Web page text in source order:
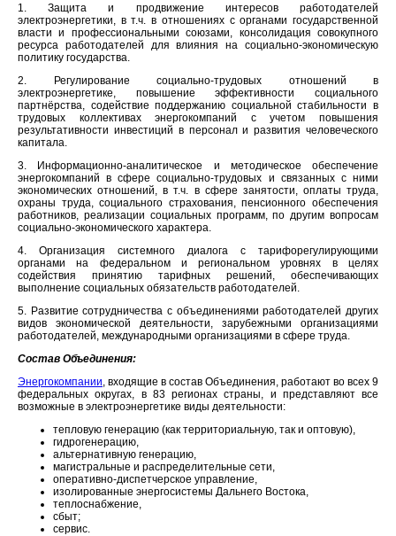
1. Защита и продвижение интересов работодателей
электроэнергетики, в т.ч. в отношениях с органами государственной
власти и профессиональными союзами, консолидация совокупного
ресурса работодателей для влияния на социально-экономическую
политику государства.
2. Регулирование социально-трудовых отношений в
электроэнергетике, повышение эффективности социального
партнёрства, содействие поддержанию социальной стабильности в
трудовых коллективах энергокомпаний с учетом повышения
результативности инвестиций в персонал и развития человеческого
капитала.
3. Информационно-аналитическое и методическое обеспечение
энергокомпаний в сфере социально-трудовых и связанных с ними
экономических отношений, в т.ч. в сфере занятости, оплаты труда,
охраны труда, социального страхования, пенсионного обеспечения
работников, реализации социальных программ, по другим вопросам
социально-экономического характера.
4. Организация системного диалога с тарифорегулирующими
органами на федеральном и региональном уровнях в целях
содействия принятию тарифных решений, обеспечивающих
выполнение социальных обязательств работодателей.
5. Развитие сотрудничества с объединениями работодателей других
видов экономической деятельности, зарубежными организациями
работодателей, международными организациями в сфере труда.
Состав Объединения:
Энергокомпании , входящие в состав Объединения, работают во всех 9
федеральных округах, в 83 регионах страны, и представляют все
возможные в электроэнергетике виды деятельности:
тепловую генерацию (как территориальную, так и оптовую),
гидрогенерацию,
альтернативную генерацию,
магистральные и распределительные сети,
оперативно-диспетчерское управление,
изолированные энергосистемы Дальнего Востока,
теплоснабжение,
сбыт;
сервис.